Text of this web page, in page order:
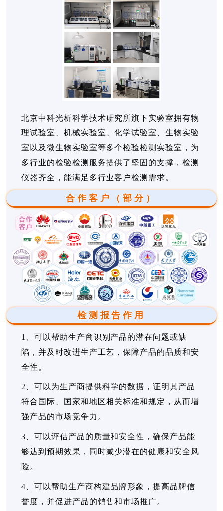
北京中科光析科学技术研究所旗下实验室拥有物
理试验室、机械实验室、化学试验室、生物实验
室以及微生物实验室等多个检验检测实验室，为
多行业的检验检测服务提供了坚固的支撑，检测
仪器齐全，能满足多行业客户检测需求。
合作客户（部分）
检测报告作用
1、可以帮助生产商识别产品的潜在问题或缺
陷，并及时改进生产工艺，保障产品的品质和安
全性。
2、可以为生产商提供科学的数据，证明其产品
符合国际、国家和地区相关标准和规定，从而增
强产品的市场竞争力。
3、可以评估产品的质量和安全性，确保产品能
够达到预期效果，同时减少潜在的健康和安全风
险。
4、可以帮助生产商构建品牌形象，提高品牌信
誉度，并促进产品的销售和市场推广。